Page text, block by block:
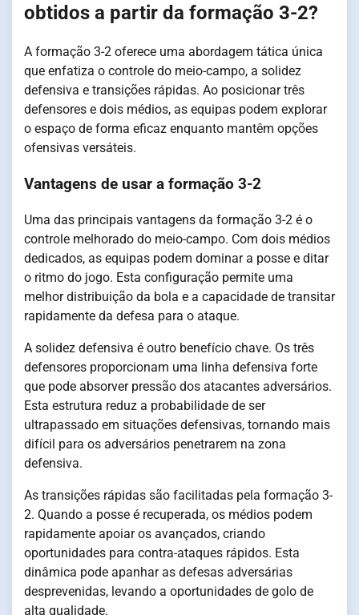
obtidos a partir da formação 3-2?
A formação 3-2 oferece uma abordagem tática única
que enfatiza o controle do meio-campo, a solidez
defensiva e transições rápidas. Ao posicionar três
defensores e dois médios, as equipas podem explorar
o espaço de forma eficaz enquanto mantêm opções
ofensivas versáteis.
Vantagens de usar a formação 3-2
Uma das principais vantagens da formação 3-2 é o
controle melhorado do meio-campo. Com dois médios
dedicados, as equipas podem dominar a posse e ditar
o ritmo do jogo. Esta configuração permite uma
melhor distribuição da bola e a capacidade de transitar
rapidamente da defesa para o ataque.
A solidez defensiva é outro benefício chave. Os três
defensores proporcionam uma linha defensiva forte
que pode absorver pressão dos atacantes adversários.
Esta estrutura reduz a probabilidade de ser
ultrapassado em situações defensivas, tornando mais
difícil para os adversários penetrarem na zona
defensiva.
As transições rápidas são facilitadas pela formação 3-
2. Quando a posse é recuperada, os médios podem
rapidamente apoiar os avançados, criando
oportunidades para contra-ataques rápidos. Esta
dinâmica pode apanhar as defesas adversárias
desprevenidas, levando a oportunidades de golo de
alta qualidade.